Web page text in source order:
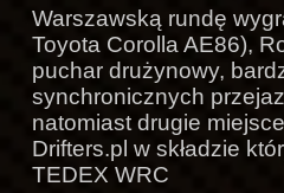
Warszawską rundę
Toyota Corolla AE86),
puchar drużynowy,
synchronicznych
natomiast drugie
Drifters.pl w składzie
TEDEX WRC